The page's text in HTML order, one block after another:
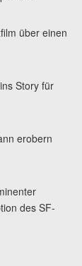
über einen
Story für
erobern
des SF-